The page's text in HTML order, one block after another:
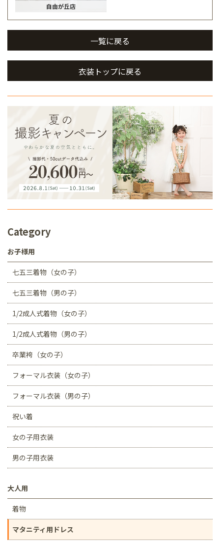
自由が丘店
一覧に戻る
衣装トップに戻る
Category
お子様用
七五三着物（女の子）
七五三着物（男の子）
1/2成人式着物（女の子）
1/2成人式着物（男の子）
卒業袴（女の子）
フォーマル衣装（女の子）
フォーマル衣装（男の子）
祝い着
女の子用衣装
男の子用衣装
大人用
着物
マタニティ用ドレス